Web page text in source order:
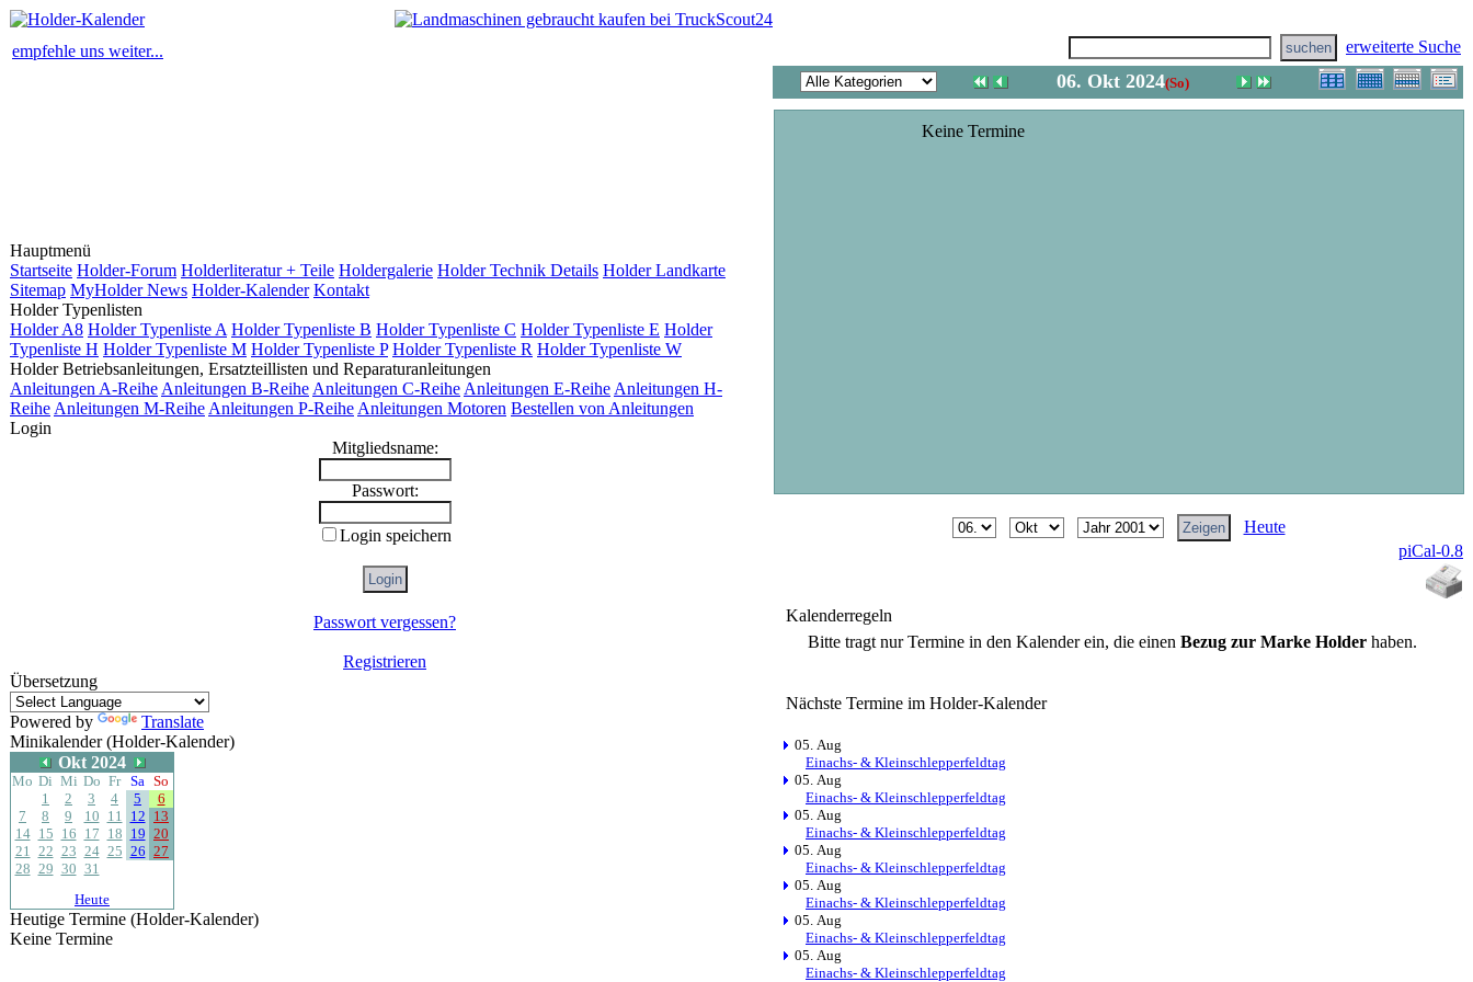
empfehle uns weiter... erweiterte Suche
Hauptmenü
Startseite Holder-Forum Holderliteratur + Teile Holdergalerie Holder Technik Details Holder Landkarte
Sitemap MyHolder News Holder-Kalender Kontakt
Holder Typenlisten
Holder A8 Holder Typenliste A Holder Typenliste B Holder Typenliste C Holder Typenliste E Holder
Typenliste H Holder Typenliste M Holder Typenliste P Holder Typenliste R Holder Typenliste W
Holder Betriebsanleitungen, Ersatzteillisten und Reparaturanleitungen
Anleitungen A-Reihe Anleitungen B-Reihe Anleitungen C-Reihe Anleitungen E-Reihe Anleitungen H-
Reihe Anleitungen M-Reihe Anleitungen P-Reihe Anleitungen Motoren Bestellen von Anleitungen
Login
Mitgliedsname:
Passwort:
Login speichern
Passwort vergessen?
Registrieren
Übersetzung
Powered by
Translate
Minikalender (Holder-Kalender)
Okt 2024
Mo Di Mi Do Fr Sa So
1
2 3 4 5
6
7
8 9 10 11 12 13
14 15 16 17 18 19 20
21 22 23 24 25 26 27
28 29 30 31
Heute
Heutige Termine (Holder-Kalender)
Keine Termine
06. Okt 2024(So)
Keine Termine
Heute
piCal-0.8
Kalenderregeln
Bitte tragt nur Termine in den Kalender ein, die einen Bezug zur Marke Holder haben.
Nächste Termine im Holder-Kalender
05. Aug
Einachs- & Kleinschlepperfeldtag
05. Aug
Einachs- & Kleinschlepperfeldtag
05. Aug
Einachs- & Kleinschlepperfeldtag
05. Aug
Einachs- & Kleinschlepperfeldtag
05. Aug
Einachs- & Kleinschlepperfeldtag
05. Aug
Einachs- & Kleinschlepperfeldtag
05. Aug
Einachs- & Kleinschlepperfeldtag